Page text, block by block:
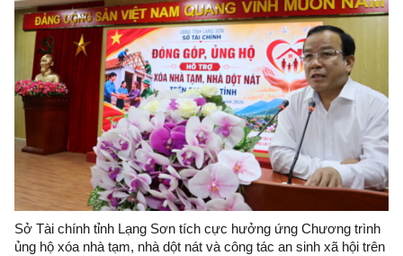
Sở Tài chính tỉnh Lạng Sơn tích cực hưởng ứng Chương trình
ủng hộ xóa nhà tạm, nhà dột nát và công tác an sinh xã hội trên